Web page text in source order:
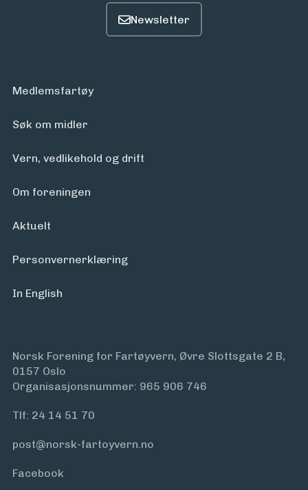
Medlemsfartøy
Søk om midler
Vern, vedlikehold og drift
Om foreningen
Aktuelt
Personvern­erklæring
In English
Norsk Forening for Fartøyvern, Øvre Slottsgate 2 B,
0157 Oslo
Organisasjonsnummer: 965 906 746
Tlf: 24 14 51 70
post@norsk-fartoyvern.no
Facebook